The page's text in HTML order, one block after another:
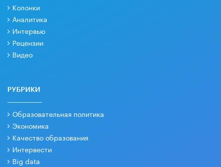
Колонки
Аналитика
Интервью
Рецензии
Видео
РУБРИКИ
Образовательная политика
Экономика
Качество образования
Интервести
Big data